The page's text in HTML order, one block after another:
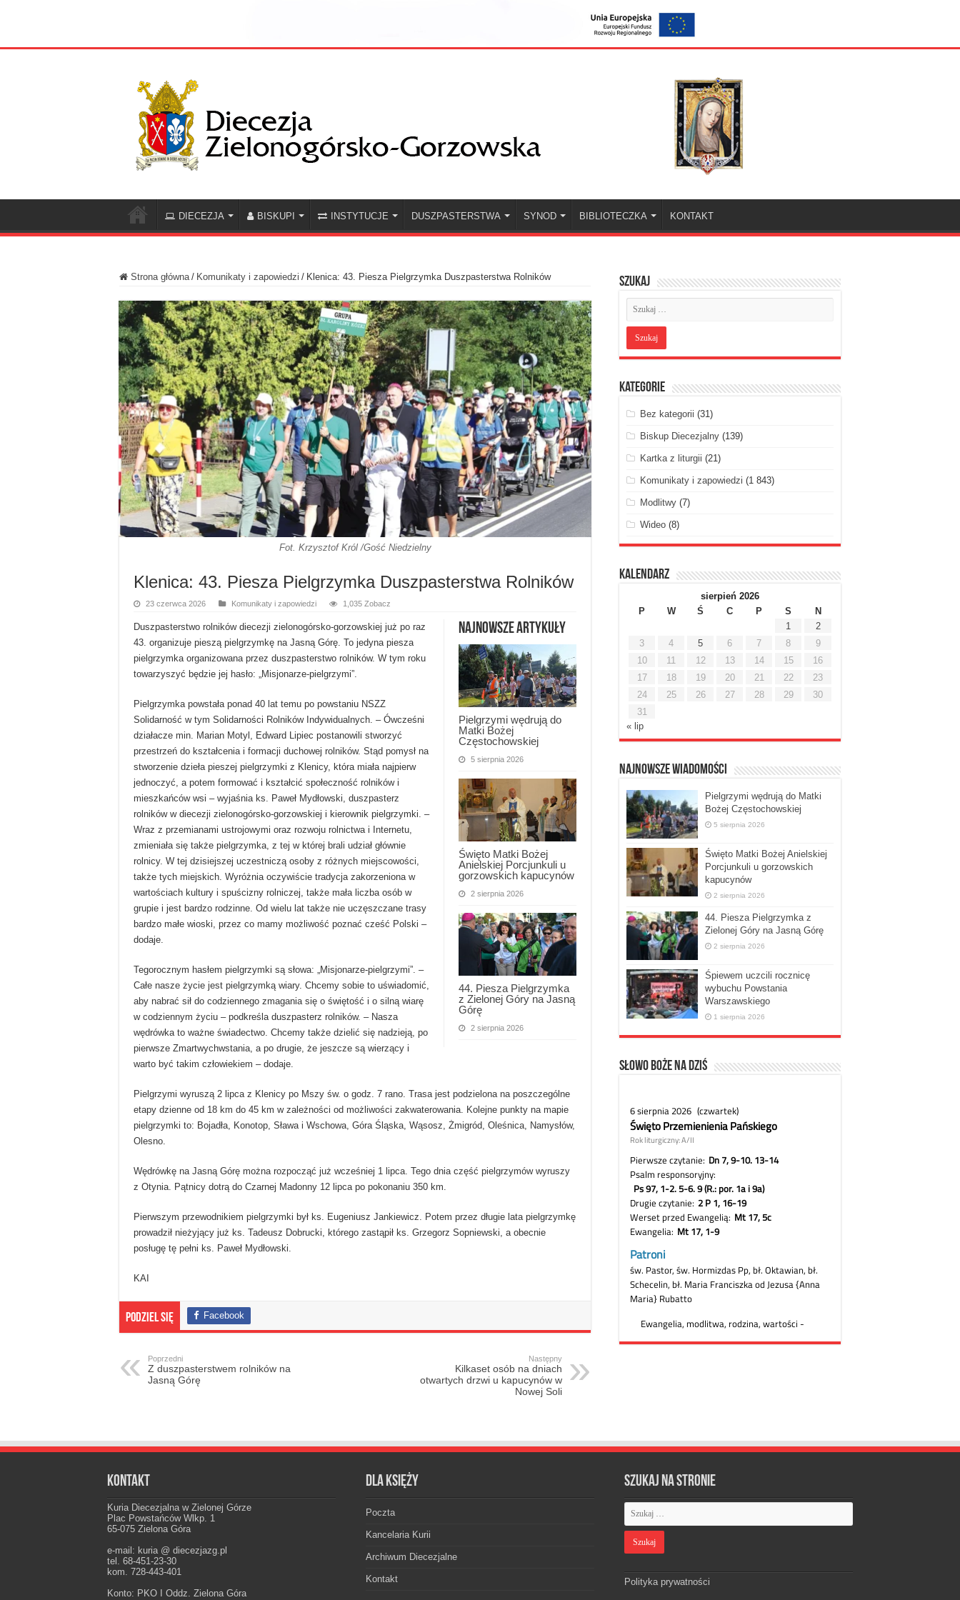
DIECEZJA BISKUPI INSTYTUCJE DUSZPASTERSTWA SYNOD BIBLIOTECZKA KONTAKT
Strona główna / Komunikaty i zapowiedzi / Klenica: 43. Piesza Pielgrzymka Duszpasterstwa Rolników
Fot. Krzysztof Król /Gość Niedzielny
Klenica: 43. Piesza Pielgrzymka Duszpasterstwa Rolników
23 czerwca 2026 Komunikaty i zapowiedzi 1,035 Zobacz
Najnowsze artykuły
Pielgrzymi wędrują do
Matki Bożej
Częstochowskiej
5 sierpnia 2026
Święto Matki Bożej
Anielskiej Porcjunkuli u
gorzowskich kapucynów
2 sierpnia 2026
44. Piesza Pielgrzymka
z Zielonej Góry na Jasną
Górę
2 sierpnia 2026
Duszpasterstwo rolników diecezji zielonogórsko-gorzowskiej już po raz
43. organizuje pieszą pielgrzymkę na Jasną Górę. To jedyna piesza
pielgrzymka organizowana przez duszpasterstwo rolników. W tym roku
towarzyszyć będzie jej hasło: „Misjonarze-pielgrzymi”.
Pielgrzymka powstała ponad 40 lat temu po powstaniu NSZZ
Solidarność w tym Solidarności Rolników Indywidualnych. – Ówcześni
działacze min. Marian Motyl, Edward Lipiec postanowili stworzyć
przestrzeń do kształcenia i formacji duchowej rolników. Stąd pomysł na
stworzenie dzieła pieszej pielgrzymki z Klenicy, która miała najpierw
jednoczyć, a potem formować i kształcić społeczność rolników i
mieszkańców wsi – wyjaśnia ks. Paweł Mydłowski, duszpasterz
rolników w diecezji zielonogórsko-gorzowskiej i kierownik pielgrzymki. –
Wraz z przemianami ustrojowymi oraz rozwoju rolnictwa i Internetu,
zmieniała się także pielgrzymka, z tej w której brali udział głównie
rolnicy. W tej dzisiejszej uczestniczą osoby z różnych miejscowości,
także tych miejskich. Wyróżnia oczywiście tradycja zakorzeniona w
wartościach kultury i spuścizny rolniczej, także mała liczba osób w
grupie i jest bardzo rodzinne. Od wielu lat także nie uczęszczane trasy
bardzo małe wioski, przez co mamy możliwość poznać cześć Polski –
dodaje.
Tegorocznym hasłem pielgrzymki są słowa: „Misjonarze-pielgrzymi”. –
Całe nasze życie jest pielgrzymką wiary. Chcemy sobie to uświadomić,
aby nabrać sił do codziennego zmagania się o świętość i o silną wiarę
w codziennym życiu – podkreśla duszpasterz rolników. – Nasza
wędrówka to ważne świadectwo. Chcemy także dzielić się nadzieją, po
pierwsze Zmartwychwstania, a po drugie, że jeszcze są wierzący i
warto być takim człowiekiem – dodaje.
Pielgrzymi wyruszą 2 lipca z Klenicy po Mszy św. o godz. 7 rano. Trasa jest podzielona na poszczególne
etapy dzienne od 18 km do 45 km w zależności od możliwości zakwaterowania. Kolejne punkty na mapie
pielgrzymki to: Bojadła, Konotop, Sława i Wschowa, Góra Śląska, Wąsosz, Żmigród, Oleśnica, Namysłów,
Olesno.
Wędrówkę na Jasną Górę można rozpocząć już wcześniej 1 lipca. Tego dnia część pielgrzymów wyruszy
z Otynia. Pątnicy dotrą do Czarnej Madonny 12 lipca po pokonaniu 350 km.
Pierwszym przewodnikiem pielgrzymki był ks. Eugeniusz Jankiewicz. Potem przez długie lata pielgrzymkę
prowadził nieżyjący już ks. Tadeusz Dobrucki, którego zastąpił ks. Grzegorz Sopniewski, a obecnie
posługę tę pełni ks. Paweł Mydłowski.
KAI
Podziel się Facebook
Poprzedni
Z duszpasterstwem rolników na
Jasną Górę
Następny
Kilkaset osób na dniach
otwartych drzwi u kapucynów w
Nowej Soli
Szukaj
Kategorie
Bez kategorii (31)
Biskup Diecezjalny(139)
Kartka z liturgii (21)
Komunikaty i zapowiedzi (1 843)
Modlitwy(7)
Wideo(8)
Kalendarz
sierpień 2026
P
W Ś C P S
N
1
2
3
4 5 6 7 8
9
10
11 12 13 14 15
16
17
18 19 20 21 22
23
24
25 26 27 28 29
30
31
« lip
Najnowsze Wiadomości
Pielgrzymi wędrują do Matki
Bożej Częstochowskiej
5 sierpnia 2026
Święto Matki Bożej Anielskiej
Porcjunkuli u gorzowskich
kapucynów
2 sierpnia 2026
44. Piesza Pielgrzymka z
Zielonej Góry na Jasną Górę
2 sierpnia 2026
Śpiewem uczcili rocznicę
wybuchu Powstania
Warszawskiego
1 sierpnia 2026
Słowo Boże na dziś
Kontakt
Kuria Diecezjalna w Zielonej Górze
Plac Powstańców Wlkp. 1
65-075 Zielona Góra
e-mail: kuria @ diecezjazg.pl
tel. 68-451-23-30
kom. 728-443-401
Konto: PKO I Oddz. Zielona Góra
Dla księży
Poczta
Kancelaria Kurii
Archiwum Diecezjalne
Kontakt
Szukaj na stronie
Polityka prywatności